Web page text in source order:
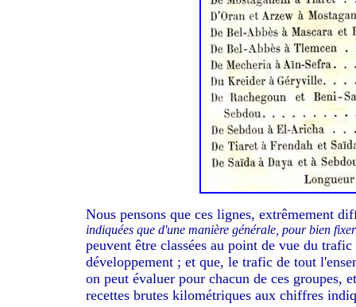
Nous pensons que ces lignes, extrêmement
indiquées que d'une manière générale, pour bien
peuvent être classées au point de vue du
développement ; et que, le trafic de tout
on peut évaluer pour chacun de ces groupes,
recettes brutes kilométriques aux chiffres